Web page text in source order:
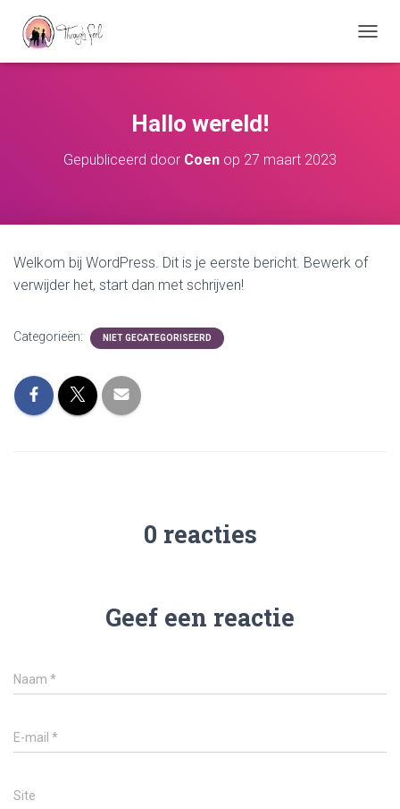
Hallo wereld!
Gepubliceerd door Coen op 27 maart 2023
Welkom bij WordPress. Dit is je eerste bericht. Bewerk of
verwijder het, start dan met schrijven!
Categorieën: NIET GECATEGORISEERD
0 reacties
Geef een reactie
Naam *
E-mail *
Site